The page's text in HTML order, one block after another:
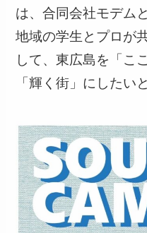
は、合同会社モデム
地域の学生とプロが
して、東広島を「こ
「輝く街」にしたい